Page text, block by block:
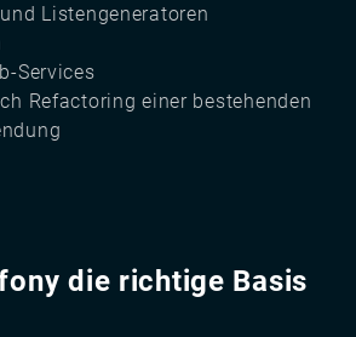
Listengeneratoren
Services
Refactoring einer bestehenden
die richtige Basis